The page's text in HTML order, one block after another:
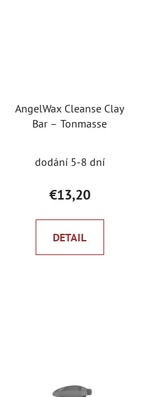
AngelWax Cleanse Clay
Bar – Tonmasse
dodání 5-8 dní
€13,20
DETAIL